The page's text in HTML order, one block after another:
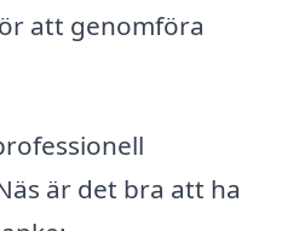
att genomföra
är det bra att ha